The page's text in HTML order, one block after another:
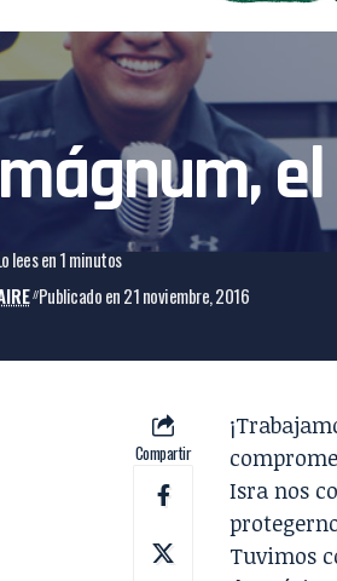
Publicado en 21 noviembre, 2016
lees en 1 minutos
Compartir
Isra nos
Tuvimos